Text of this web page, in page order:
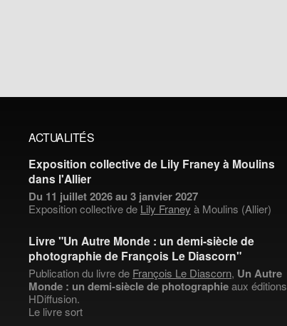
ACTUALITÉS
Exposition collective de Lily Franey à Moulins
dans l'Allier
Du 11 juillet 2026 au 3 janvier 2027
Exposition collective de Lily Franey à Moulins (Allier)
Livre "Un Autre Monde : un demi-siècle de
photographie de François Le Diascorn"
Publication du livre de François Le Diascorn, Un Autre
Monde : un demi-siècle de photographieaux éditions
HDiffusion.
Le livre sort